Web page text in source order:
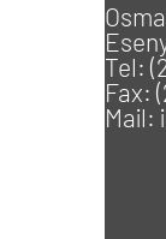
Tel:
Fax:
Mail: